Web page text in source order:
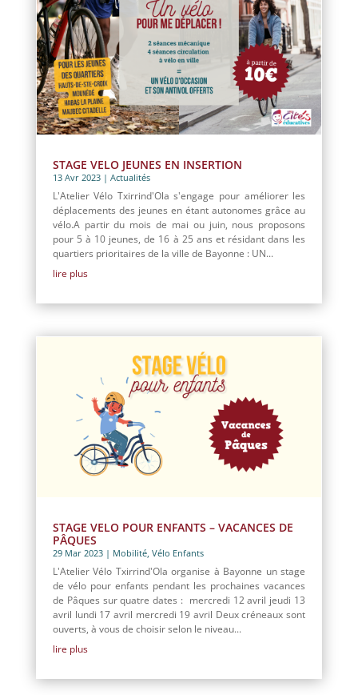
STAGE VELO JEUNES EN INSERTION
13 Avr 2023| Actualités
L'Atelier Vélo Txirrind'Ola s'engage pour améliorer les
déplacements des jeunes en étant autonomes grâce au
vélo.A partir du mois de mai ou juin, nous proposons
pour 5 à 10 jeunes, de 16 à 25 ans et résidant dans les
quartiers prioritaires de la ville de Bayonne : UN...
lire plus
STAGE VELO POUR ENFANTS – VACANCES DE
PÂQUES
29 Mar 2023| Mobilité, Vélo Enfants
L'Atelier Vélo Txirrind'Ola organise à Bayonne un stage
de vélo pour enfants pendant les prochaines vacances
de Pâques sur quatre dates : mercredi 12 avril jeudi 13
avril lundi 17 avril mercredi 19 avril Deux créneaux sont
ouverts, à vous de choisir selon le niveau...
lire plus